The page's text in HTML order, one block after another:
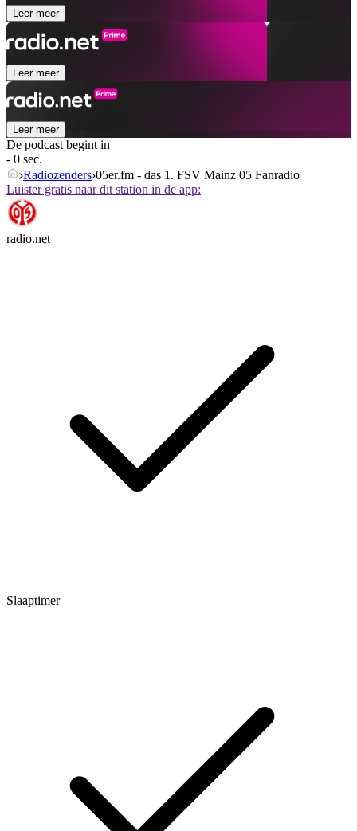
Leer meer
Leer meer
Leer meer
De podcast begint in
- 0 sec.
Radiozenders 05er.fm - das 1. FSV Mainz 05 Fanradio
Luister gratis naar dit station in de app:
radio.net
Slaaptimer